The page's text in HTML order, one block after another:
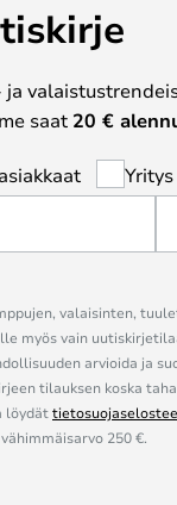
saat 20 €
Yritys
valaisinten,
myös vain
arvioida ja
tilauksen koska
löydät
250 €.